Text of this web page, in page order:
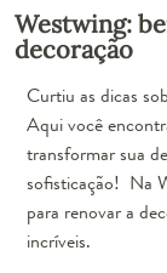
Westwing:
decoração
Curtiu as dicas
Aqui você
transformar sua
sofisticação! Na
para renovar a
incríveis.